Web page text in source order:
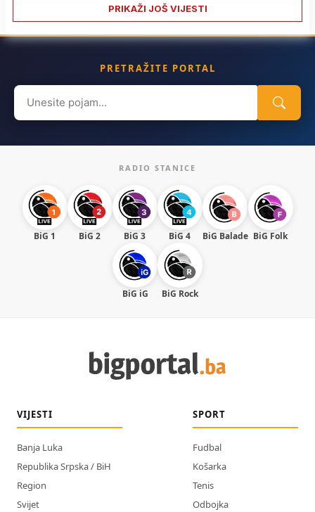
PRIKAŽI JOŠ VIJESTI
PRETRAŽITE PORTAL
Search
for:
RADIO STANICE
BiG 1 BiG 2 BiG 3 BiG 4 BiG Balade BiG Folk
BiG iG BiG Rock
VIJESTI
Banja Luka
Republika Srpska / BiH
Region
Svijet
SPORT
Fudbal
Košarka
Tenis
Odbojka